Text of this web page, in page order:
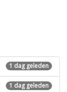
1 dag geleden
1 dag geleden